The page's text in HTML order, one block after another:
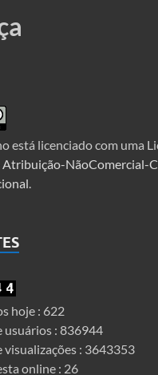
está licenciado com uma
Atribuição-NãoComercial-
.
hoje : 622
usuários : 836944
visualizações : 3643353
online : 26